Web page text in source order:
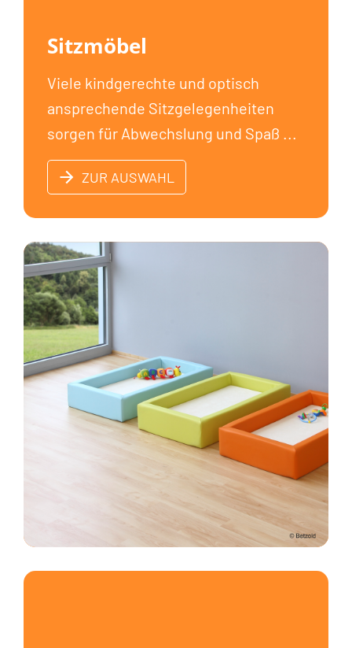
Sitzmöbel
Viele kindgerechte und optisch
ansprechende Sitzgelegenheiten
sorgen für Abwechslung und Spaß ...
ZUR AUSWAHL